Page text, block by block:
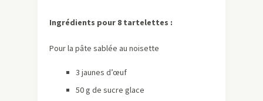
Ingrédients pour 8 tartelettes :
Pour la pâte sablée au noisette
3 jaunes d’œuf
50 g de sucre glace